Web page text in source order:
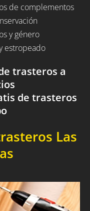
de complementos
y género
estropeado
trasteros a
de trasteros
Las